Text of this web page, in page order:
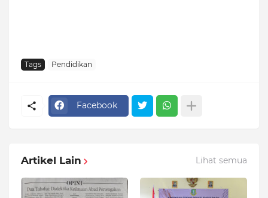
Tags Pendidikan
Facebook
Artikel Lain Lihat semua